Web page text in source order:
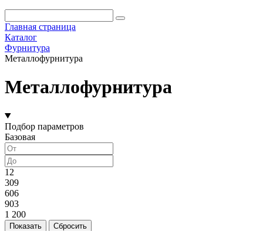
Главная страница
Каталог
Фурнитура
Металлофурнитура
Металлофурнитура
Подбор параметров
Базовая
12
309
606
903
1 200